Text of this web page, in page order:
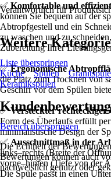
✅ Komfortable und
können Sie bequem auf der
Abtropfgestell und ein
zu waschen und zu
Zubereitung Ihrer
✅Ergonomische
die Platz zum Trocknen von
Geschirr vor dem Spülen
✅Versteckter rechteckiger
Form des Überlaufs erfüllt
minimalistische Design der
✅ Ausschnittmaß in der
links–rechts (Breite der
vorne–hinten (Tiefe von der
Die Spüle passt in einen
Verantwortlich für
Weitere
Liste überspringen
Küche
Spülen
Keramikspülen
Bereich überspringen
Die Echtheit der
Bewertungen können auch
nachweislich genutzt oder